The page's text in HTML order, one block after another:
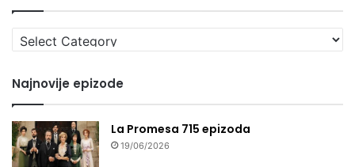
Izaberi
seriju
Najnovije epizode
La Promesa 715 epizoda
19/06/2026